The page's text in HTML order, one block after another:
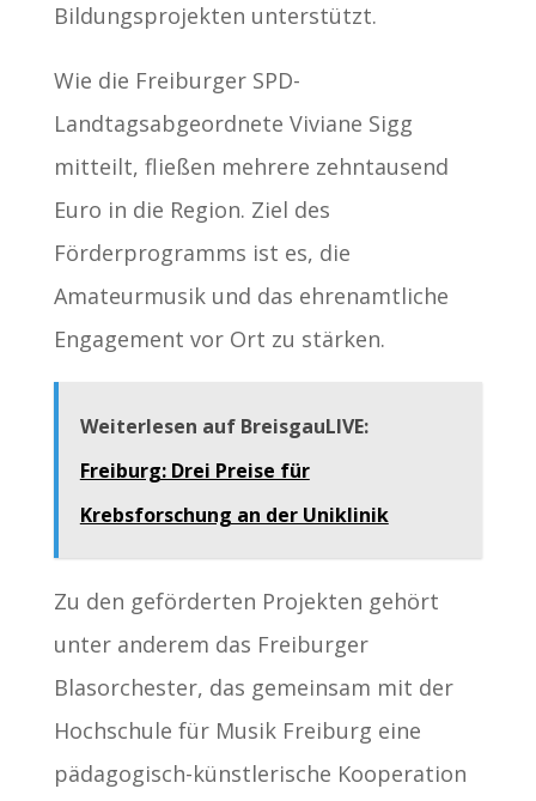
Bildungsprojekten unterstützt.
Wie die Freiburger SPD-
Landtagsabgeordnete Viviane Sigg
mitteilt, fließen mehrere zehntausend
Euro in die Region. Ziel des
Förderprogramms ist es, die
Amateurmusik und das ehrenamtliche
Engagement vor Ort zu stärken.
Weiterlesen auf BreisgauLIVE:
Freiburg: Drei Preise für
Krebsforschung an der Uniklinik
Zu den geförderten Projekten gehört
unter anderem das Freiburger
Blasorchester, das gemeinsam mit der
Hochschule für Musik Freiburg eine
pädagogisch-künstlerische Kooperation